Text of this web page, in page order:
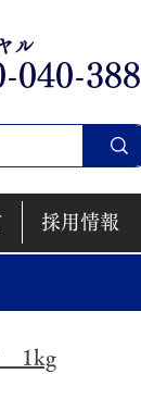
ル
040-388
採用情報
1kg